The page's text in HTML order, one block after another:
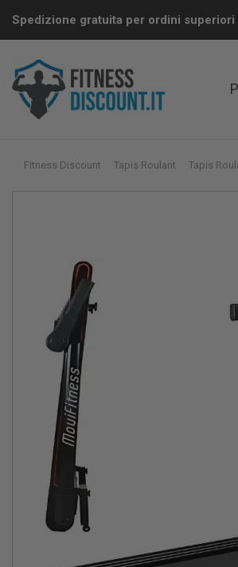
Spedizione gratuita per ordini superiori
Fitness Discount Tapis Roulant Tapis